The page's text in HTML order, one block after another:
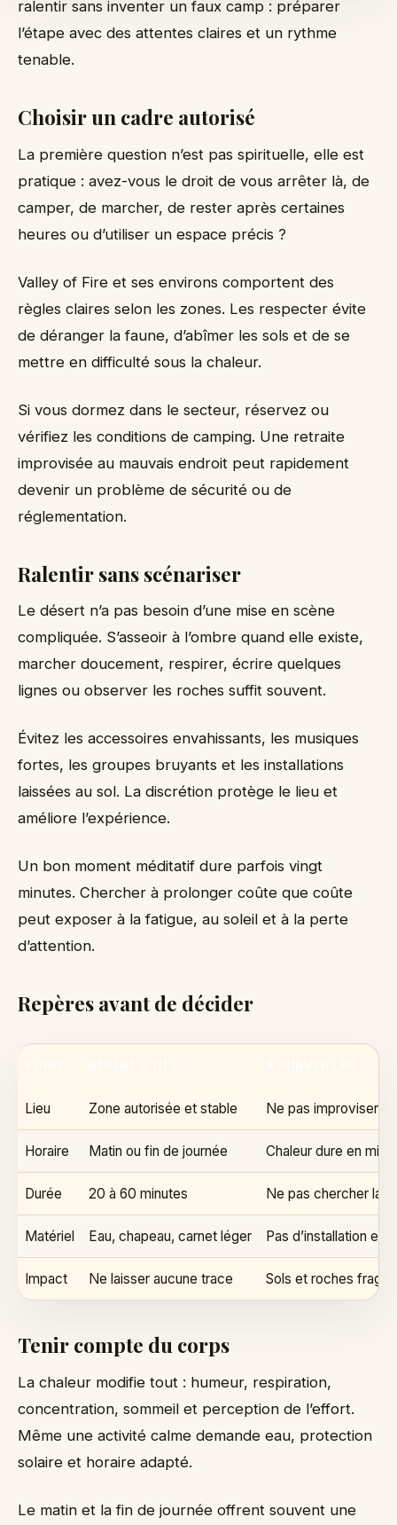
ralentir sans inventer un faux camp : préparer
l’étape avec des attentes claires et un rythme
tenable.
Choisir un cadre autorisé
La première question n’est pas spirituelle, elle est
pratique : avez-vous le droit de vous arrêter là, de
camper, de marcher, de rester après certaines
heures ou d’utiliser un espace précis ?
Valley of Fire et ses environs comportent des
règles claires selon les zones. Les respecter évite
de déranger la faune, d’abîmer les sols et de se
mettre en difficulté sous la chaleur.
Si vous dormez dans le secteur, réservez ou
vérifiez les conditions de camping. Une retraite
improvisée au mauvais endroit peut rapidement
devenir un problème de sécurité ou de
réglementation.
Ralentir sans scénariser
Le désert n’a pas besoin d’une mise en scène
compliquée. S’asseoir à l’ombre quand elle existe,
marcher doucement, respirer, écrire quelques
lignes ou observer les roches suffit souvent.
Évitez les accessoires envahissants, les musiques
fortes, les groupes bruyants et les installations
laissées au sol. La discrétion protège le lieu et
améliore l’expérience.
Un bon moment méditatif dure parfois vingt
minutes. Chercher à prolonger coûte que coûte
peut exposer à la fatigue, au soleil et à la perte
d’attention.
Repères avant de décider
Lieu Zone autorisée et stable Ne pas improviser
Horaire Matin ou fin de journée Chaleur dure en
Durée 20 à 60 minutes Ne pas chercher la
Matériel Eau, chapeau, carnet léger Pas d’installation
Impact Ne laisser aucune trace Sols et roches
Tenir compte du corps
La chaleur modifie tout : humeur, respiration,
concentration, sommeil et perception de l’effort.
Même une activité calme demande eau, protection
solaire et horaire adapté.
Le matin et la fin de journée offrent souvent une